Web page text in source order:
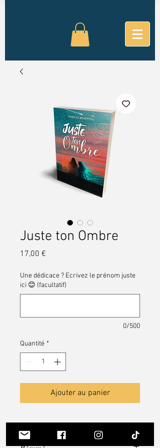
Juste ton Ombre
17,00 €
Une dédicace ? Ecrivez le prénom juste
ici 😊 (facultatif)
0/500
Quantité *
Ajouter au panier